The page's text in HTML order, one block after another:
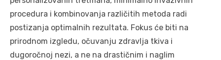
procedura i kombinovanja različitih metoda radi
postizanja optimalnih rezultata. Fokus će biti na
prirodnom izgledu, očuvanju zdravlja tkiva i
dugoročnoj nezi, a ne na drastičnim i naglim